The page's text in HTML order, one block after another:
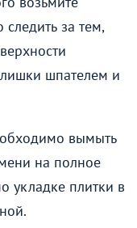
за тем,
шпателем и
вымыть
на полное
укладке плитки в